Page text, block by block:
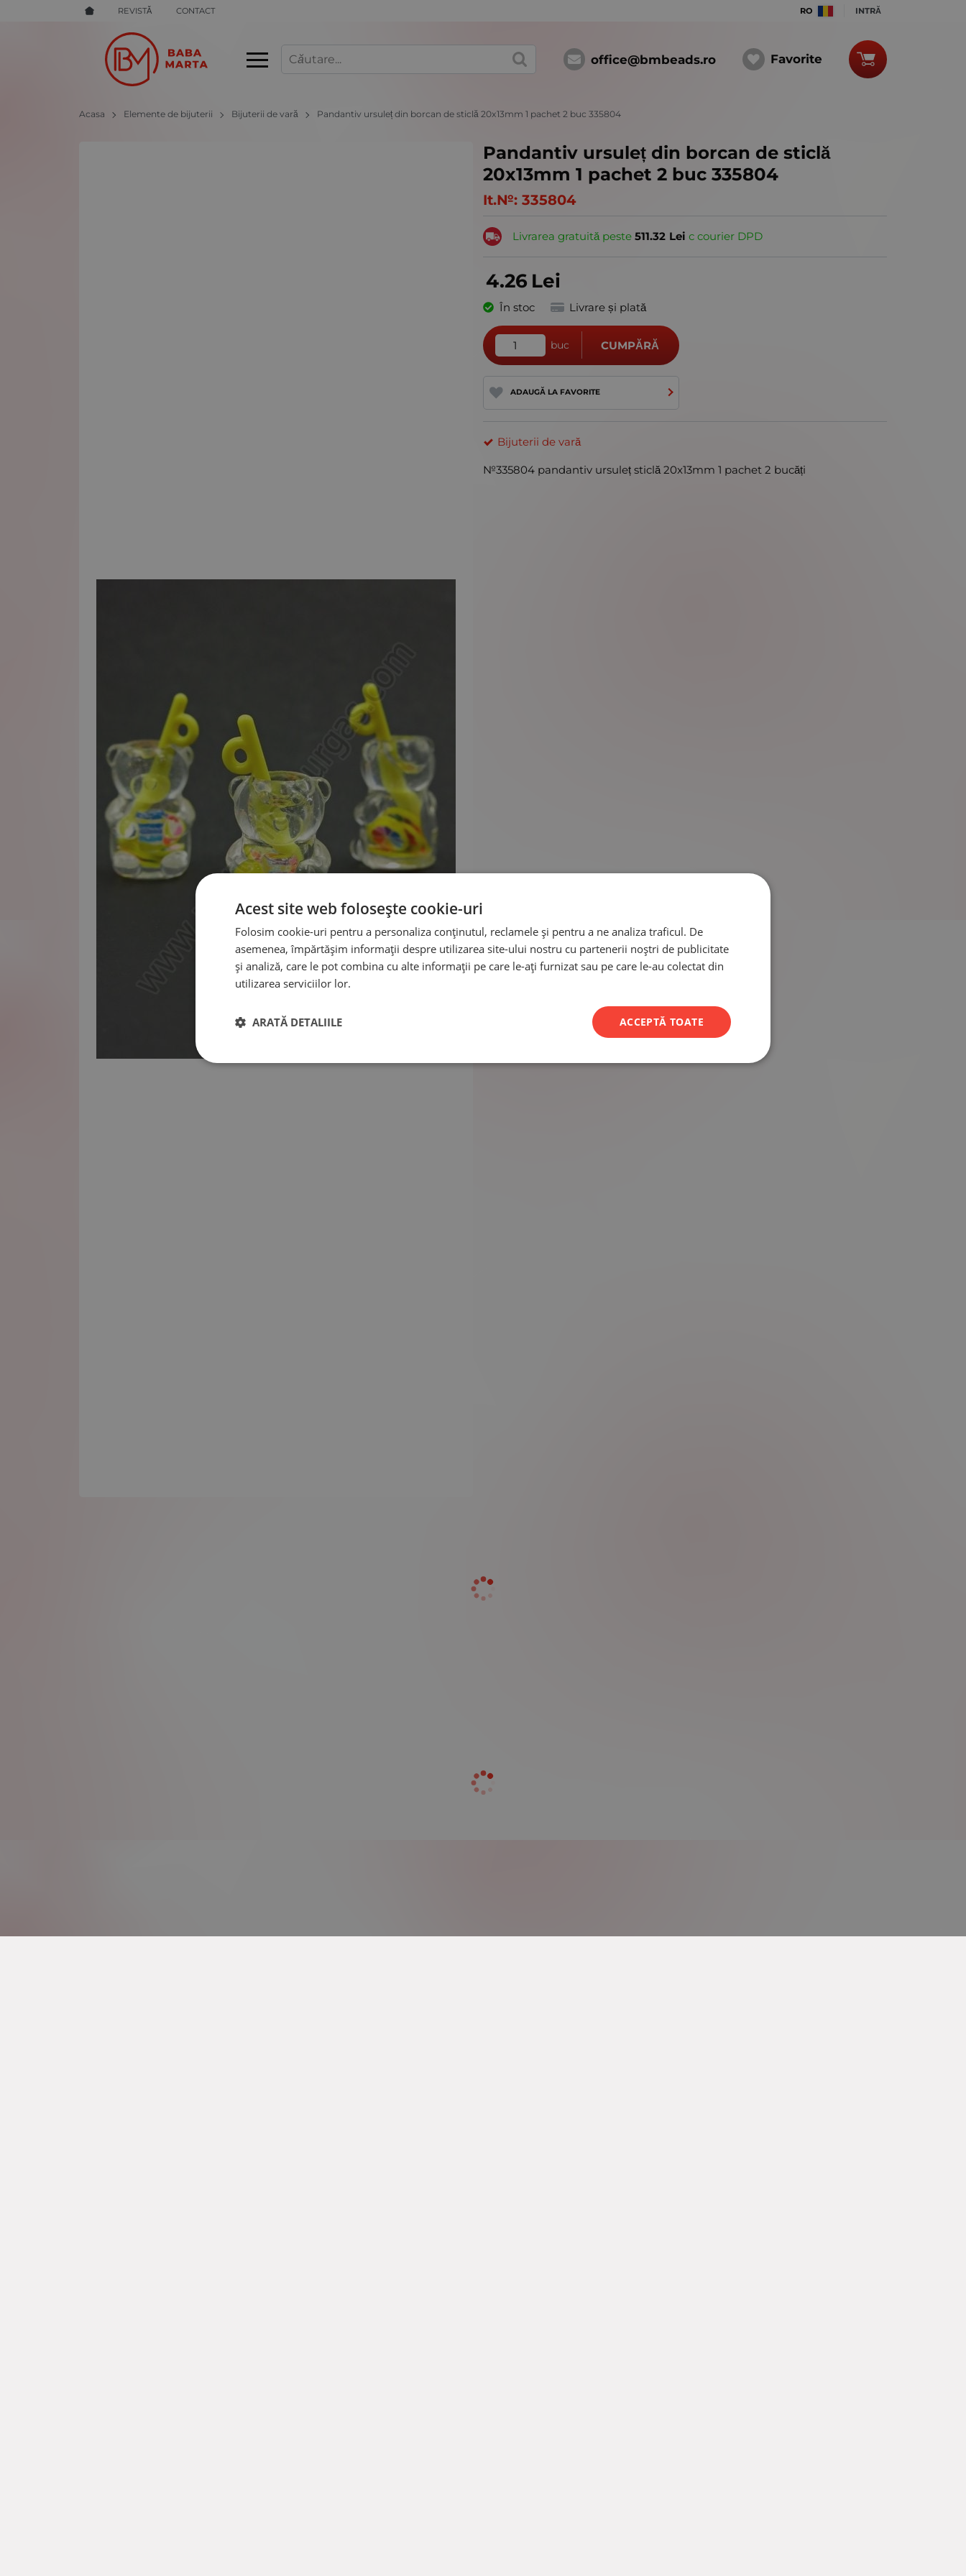
REVISTĂ CONTACT RO INTRĂ
office@bmbeads.ro Favorite
Acasa Elemente de bijuterii Bijuterii de vară Pandantiv ursuleț din borcan de sticlă 20x13mm 1 pachet 2 buc 335804
Pandantiv ursuleț din borcan de sticlă
20x13mm 1 pachet 2 buc 335804
It.№: 335804
Livrarea gratuită peste511.32 Lei с courier DPD
4.26 Lei
În stoc Livrare și plată
buc CUMPĂRĂ
ADAUGĂ LA FAVORITE
Bijuterii de vară
№335804 pandantiv ursuleț sticlă 20x13mm 1 pachet 2 bucăți
Acest site web folosește cookie-uri
Folosim cookie-uri pentru a personaliza conținutul, reclamele și pentru a ne analiza traficul. De
asemenea, împărtășim informații despre utilizarea site-ului nostru cu partenerii noștri de publicitate
și analiză, care le pot combina cu alte informații pe care le-ați furnizat sau pe care le-au colectat din
utilizarea serviciilor lor.
ACCEPTĂ TOATE
ARATĂ DETALIILE